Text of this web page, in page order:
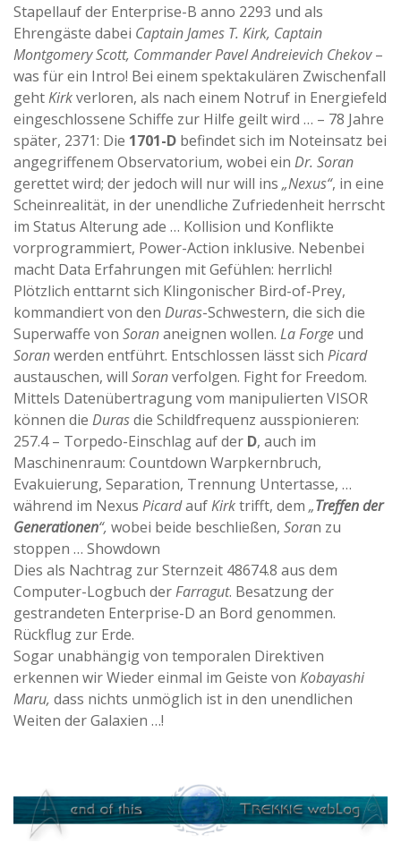
Stapellauf der Enterprise-B anno 2293 und als
Ehrengäste dabei Captain James T. Kirk, Captain
Montgomery Scott, Commander Pavel Andreievich Chekov–
was für ein Intro! Bei einem spektakulären Zwischenfall
gehtKirkverloren, als nach einem Notruf in Energiefeld
eingeschlossene Schiffe zur Hilfe geilt wird … – 78 Jahre
später, 2371: Die 1701-D befindet sich im Noteinsatz bei
angegriffenem Observatorium, wobei ein Dr. Soran
gerettet wird; der jedoch will nur will ins „Nexus“, in eine
Scheinrealität, in der unendliche Zufriedenheit herrscht
im Status Alterung ade … Kollision und Konflikte
vorprogrammiert, Power-Action inklusive. Nebenbei
macht Data Erfahrungen mit Gefühlen: herrlich!
Plötzlich enttarnt sich Klingonischer Bird-of-Prey,
kommandiert von den Duras-Schwestern, die sich die
Superwaffe von Sorananeignen wollen. La Forge und
Soranwerden entführt. Entschlossen lässt sich Picard
austauschen, will Soranverfolgen. Fight for Freedom.
Mittels Datenübertragung vom manipulierten VISOR
können die Durasdie Schildfrequenz ausspionieren:
257.4 – Torpedo-Einschlag auf der D, auch im
Maschinenraum: Countdown Warpkernbruch,
Evakuierung, Separation, Trennung Untertasse, …
während im Nexus PicardaufKirktrifft, dem „Treffen der
Generationen“, wobei beide beschließen, Soran zu
stoppen … Showdown
Dies als Nachtrag zur Sternzeit 48674.8 aus dem
Computer-Logbuch derFarragut. Besatzung der
gestrandeten Enterprise-D an Bord genommen.
Rückflug zur Erde.
Sogar unabhängig von temporalen Direktiven
erkennen wir Wieder einmal im Geiste von Kobayashi
Maru, dass nichts unmöglich ist in den unendlichen
Weiten der Galaxien …!